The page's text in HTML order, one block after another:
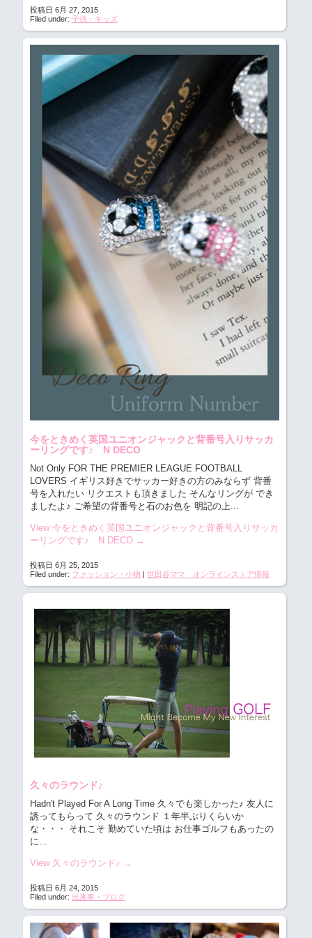
投稿日 6月 27, 2015
Filed under: 子供・キッズ
今をときめく英国ユニオンジャックと背番号入りサッカ
ーリングです♪ N DECO
Not Only FOR THE PREMIER LEAGUE FOOTBALL
LOVERS イギリス好きでサッカー好きの方のみならず 背番
号を入れたい リクエストも頂きました そんなリングが でき
ましたよ♪ ご希望の背番号と石のお色を 明記の上...
View 今をときめく英国ユニオンジャックと背番号入りサッカ
ーリングです♪ N DECO →
投稿日 6月 25, 2015
Filed under: ファッション・小物 | 世田谷ママ オンラインストア情報
久々のラウンド♪
Hadn't Played For A Long Time 久々でも楽しかった♪ 友人に
誘ってもらって 久々のラウンド １年半ぶりくらいか
な・・・ それこそ 勤めていた頃は お仕事ゴルフもあったの
に...
View 久々のラウンド♪ →
投稿日 6月 24, 2015
Filed under: 出来事・ブログ